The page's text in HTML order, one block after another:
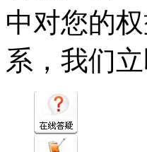
中对您的
系，我们立